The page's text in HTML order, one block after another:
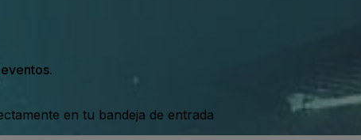
en tu bandeja de entrada